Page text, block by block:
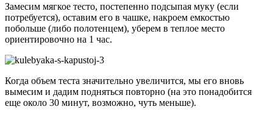
Замесим мягкое тесто, постепенно подсыпая муку (если
потребуется), оставим его в чашке, накроем емкостью
побольше (либо полотенцем), уберем в теплое место
ориентировочно на 1 час.
Когда объем теста значительно увеличится, мы его вновь
вымесим и дадим подняться повторно (на это понадобится
еще около 30 минут, возможно, чуть меньше).